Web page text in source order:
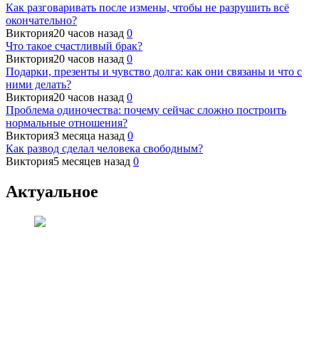
Как разговаривать после измены, чтобы не разрушить всё
окончательно?
Виктория20 часов назад 0
Что такое счастливый брак?
Виктория20 часов назад 0
Подарки, презенты и чувство долга: как они связаны и что с
ними делать?
Виктория20 часов назад 0
Проблема одиночества: почему сейчас сложно построить
нормальные отношения?
Виктория3 месяца назад 0
Как развод сделал человека свободным?
Виктория5 месяцев назад 0
Актуальное